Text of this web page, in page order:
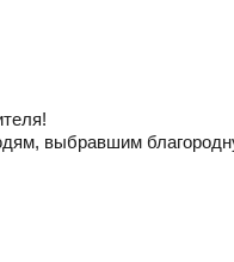
выбравшим